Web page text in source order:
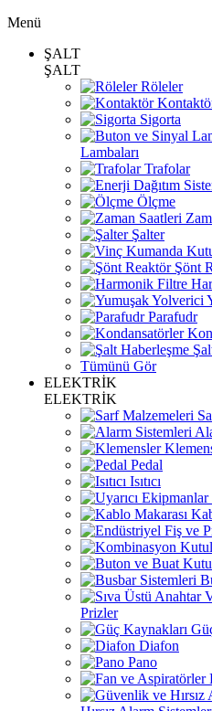
Menü
ŞALT
ŞALT
Röleler
Sigorta
Lambaları
Trafolar
Ölçme
Şalter
Şönt
Parafudr
Tümünü Gör
ELEKTRİK
ELEKTRİK
Pedal
Isıtıcı
Prizler
Diafon
Pano